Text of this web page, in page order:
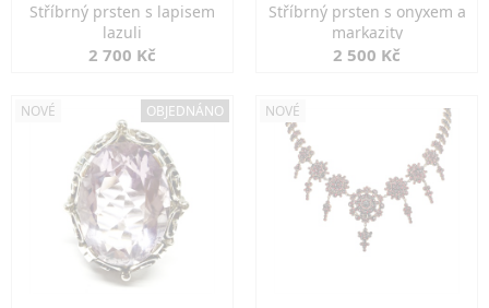
Stříbrný prsten s lapisem
lazuli
2 700 Kč
Stříbrný prsten s onyxem a
markazity
2 500 Kč
NOVÉ OBJEDNÁNO NOVÉ